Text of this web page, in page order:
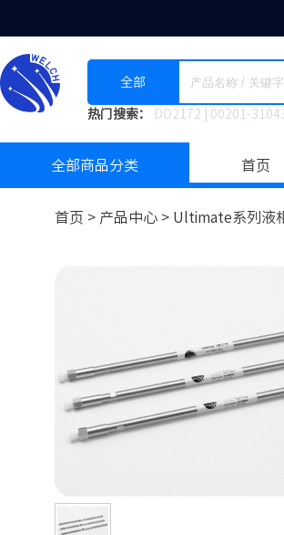
全部
热门搜索： DO2172 00201-
全部商品分类 首页
首页 > 产品中心 > Ultimate系列液